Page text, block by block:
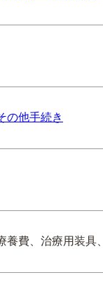
の他手続き
費、治療用装具、